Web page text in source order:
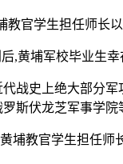
教官学生担任师长
,黄埔军校毕业生
战史上绝大部分
斯伏龙芝军事学院
埔教官学生担任师